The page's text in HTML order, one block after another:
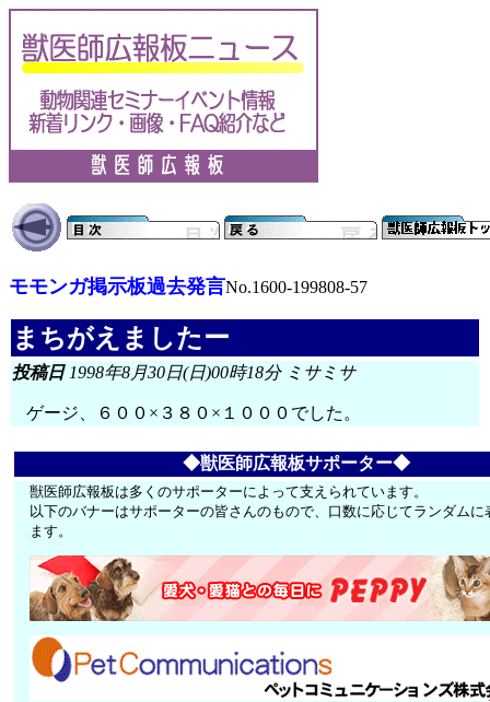
モモンガ掲示板過去発言No.1600-199808-57
まちがえましたー
投稿日1998年8月30日(日)00時18分 ミサミサ
ゲージ、６００×３８０×１０００でした。
◆獣医師広報板サポーター◆
獣医師広報板は多くのサポーターによって支えられています。
以下のバナーはサポーターの皆さんのもので、口数に応じてランダムに
ます。